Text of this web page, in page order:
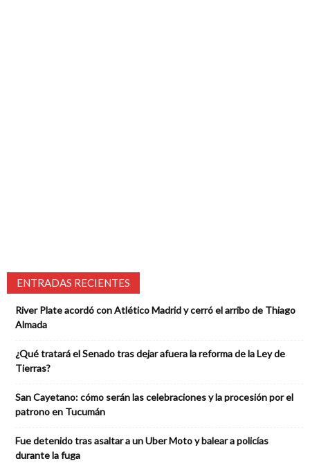
ENTRADAS RECIENTES
River Plate acordó con Atlético Madrid y cerró el arribo de Thiago
Almada
¿Qué tratará el Senado tras dejar afuera la reforma de la Ley de
Tierras?
San Cayetano: cómo serán las celebraciones y la procesión por el
patrono en Tucumán
Fue detenido tras asaltar a un Uber Moto y balear a policías
durante la fuga